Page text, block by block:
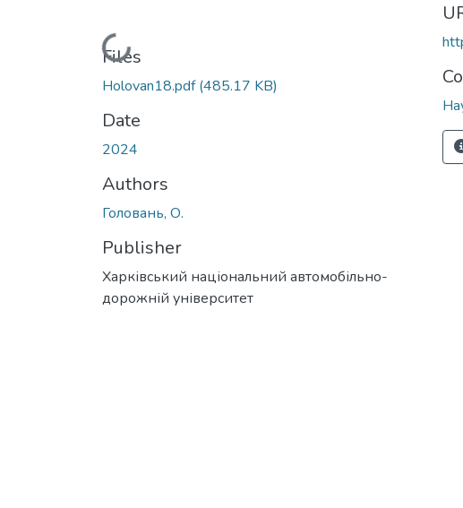
Loading...
Files
Holovan18.pdf(485.17 KB)
Date
2024
Authors
Головань, О.
Publisher
Харківський національний автомобільно-
дорожній університет